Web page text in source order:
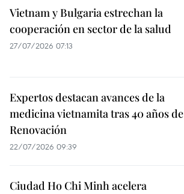
Vietnam y Bulgaria estrechan la
cooperación en sector de la salud
27/07/2026 07:13
Expertos destacan avances de la
medicina vietnamita tras 40 años de
Renovación
22/07/2026 09:39
Ciudad Ho Chi Minh acelera